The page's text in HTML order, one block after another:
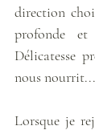
direction
profonde et
Délicatesse
nous nourrit...
Lorsque je